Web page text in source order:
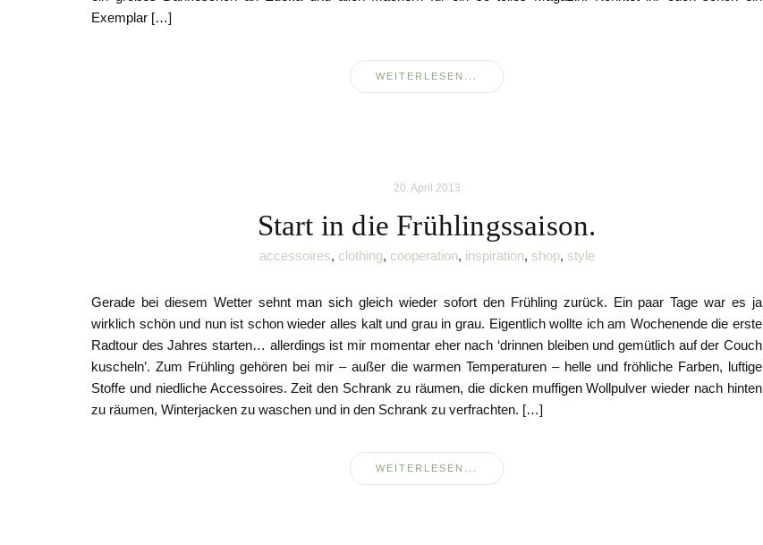
Exemplar […]
WEITERLESEN...
20. April 2013
Start in die Frühlingssaison.
accessoires, clothing, cooperation, inspiration, shop, style
Gerade bei diesem Wetter sehnt man sich gleich wieder sofort den Frühling zurück. Ein paar Tage war es ja
wirklich schön und nun ist schon wieder alles kalt und grau in grau. Eigentlich wollte ich am Wochenende die erste
Radtour des Jahres starten… allerdings ist mir momentar eher nach ‘drinnen bleiben und gemütlich auf der Couch
kuscheln’. Zum Frühling gehören bei mir – außer die warmen Temperaturen – helle und fröhliche Farben, luftige
Stoffe und niedliche Accessoires. Zeit den Schrank zu räumen, die dicken muffigen Wollpulver wieder nach hinten
zu räumen, Winterjacken zu waschen und in den Schrank zu verfrachten. […]
WEITERLESEN...